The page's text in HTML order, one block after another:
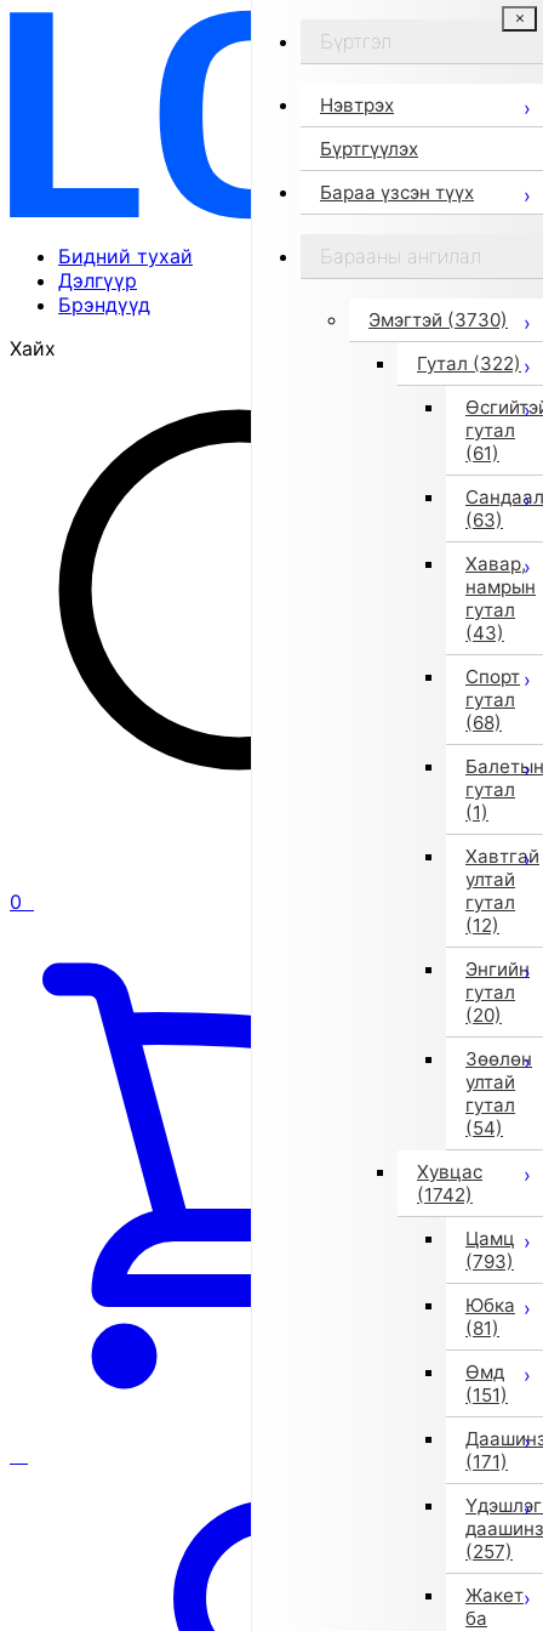
Бидний тухай
Дэлгүүр
Брэндүүд
Хайх
0
Бүртгэл
Нэвтрэх
Бүртгүүлэх
Бараа үзсэн түүх
Барааны ангилал
Эмэгтэй (3730)
Гутал (322)
гутал
(61)
Сандаал
(63)
Хавар,
намрын
гутал
(43)
Спорт
гутал
(68)
Балетын
гутал
(1)
Хавтгай
ултай
гутал
(12)
Энгийн
гутал
(20)
Зөөлөн
ултай
гутал
(54)
Хувцас
(1742)
Цамц
(793)
Юбка
(81)
Өмд
(151)
(171)
даашинз
(257)
Жакет
ба